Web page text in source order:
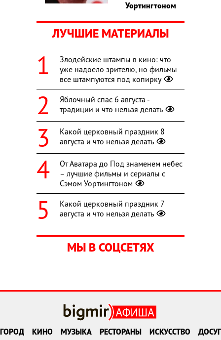
Уортингтоном
ЛУЧШИЕ МАТЕРИАЛЫ
Злодейские штампы в кино: что
уже надоело зрителю, но фильмы
все штампуются под копирку
Яблочный спас 6 августа -
традиции и что нельзя делать
Какой церковный праздник 8
августа и что нельзя делать
От Аватара до Под знаменем небес
– лучшие фильмы и сериалы с
Сэмом Уортингтоном
Какой церковный праздник 7
августа и что нельзя делать
МЫ В СОЦСЕТЯХ
ГОРОД КИНО МУЗЫКА РЕСТОРАНЫ ИСКУССТВО ДОСУГ